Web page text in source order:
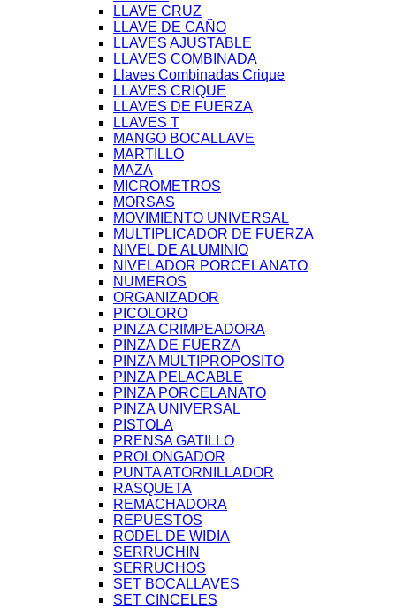
LLAVE CRUZ
LLAVE DE CAÑO
LLAVES AJUSTABLE
LLAVES COMBINADA
Llaves Combinadas Crique
LLAVES CRIQUE
LLAVES DE FUERZA
LLAVES T
MANGO BOCALLAVE
MARTILLO
MAZA
MICROMETROS
MORSAS
MOVIMIENTO UNIVERSAL
MULTIPLICADOR DE FUERZA
NIVEL DE ALUMINIO
NIVELADOR PORCELANATO
NUMEROS
ORGANIZADOR
PICOLORO
PINZA CRIMPEADORA
PINZA DE FUERZA
PINZA MULTIPROPOSITO
PINZA PELACABLE
PINZA PORCELANATO
PINZA UNIVERSAL
PISTOLA
PRENSA GATILLO
PROLONGADOR
PUNTA ATORNILLADOR
RASQUETA
REMACHADORA
REPUESTOS
RODEL DE WIDIA
SERRUCHIN
SERRUCHOS
SET BOCALLAVES
SET CINCELES